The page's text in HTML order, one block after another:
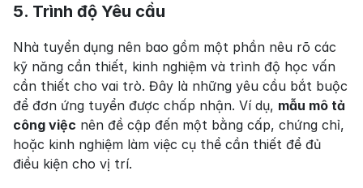
5. Trình độ Yêu cầu
Nhà tuyển dụng nên bao gồm một phần nêu rõ các
kỹ năng cần thiết, kinh nghiệm và trình độ học vấn
cần thiết cho vai trò. Đây là những yêu cầu bắt buộc
để đơn ứng tuyển được chấp nhận. Ví dụ, mẫu mô tả
công việc nên đề cập đến một bằng cấp, chứng chỉ,
hoặc kinh nghiệm làm việc cụ thể cần thiết để đủ
điều kiện cho vị trí.